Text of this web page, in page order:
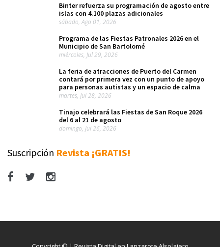
Binter refuerza su programación de agosto entre
islas con 4.100 plazas adicionales
sábado, Ago 01, 2026
Programa de las Fiestas Patronales 2026 en el
Municipio de San Bartolomé
miércoles, Jul 29, 2026
La feria de atracciones de Puerto del Carmen
contará por primera vez con un punto de apoyo
para personas autistas y un espacio de calma
martes, Jul 28, 2026
Tinajo celebrará las Fiestas de San Roque 2026
del 6 al 21 de agosto
domingo, Jul 26, 2026
Suscripción Revista ¡GRATIS!